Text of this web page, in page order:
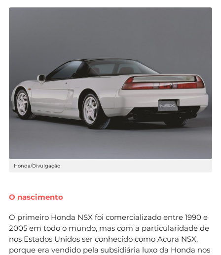
Honda/Divulgação
O nascimento
O primeiro Honda NSX foi comercializado entre 1990 e
2005 em todo o mundo, mas com a particularidade de
nos Estados Unidos ser conhecido como Acura NSX,
porque era vendido pela subsidiária luxo da Honda nos